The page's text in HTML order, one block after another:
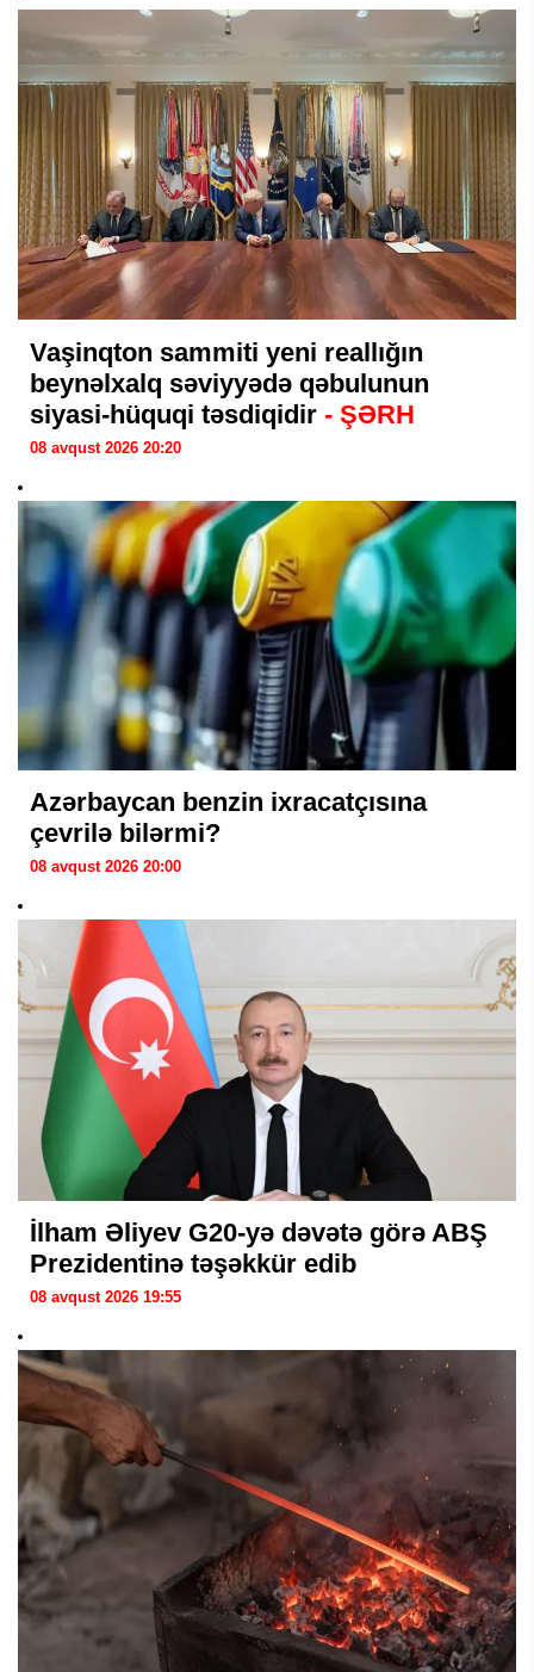
Vaşinqton sammiti yeni reallığın
beynəlxalq səviyyədə qəbulunun
siyasi-hüquqi təsdiqidir - ŞƏRH
08 avqust 2026 20:20
Azərbaycan benzin ixracatçısına
çevrilə bilərmi?
08 avqust 2026 20:00
İlham Əliyev G20-yə dəvətə görə ABŞ
Prezidentinə təşəkkür edib
08 avqust 2026 19:55